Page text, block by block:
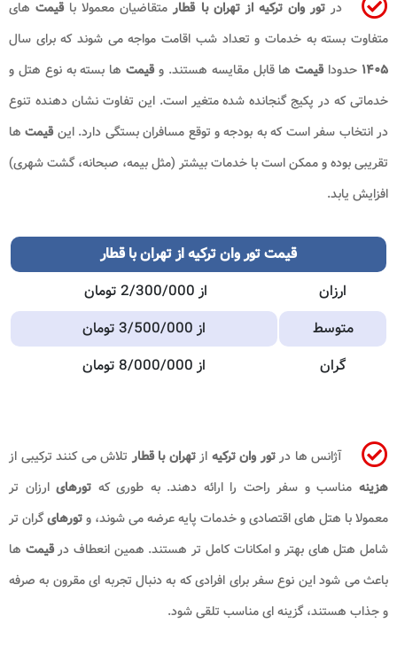
درتور وان ترکیه از تهران با قطارمتقاضیان معمولا باقیمت های
متفاوت بسته به خدمات و تعداد شب اقامت مواجه می شوند که برای سال
۱۴۰۵ حدوداقیمت ها قابل مقایسه هستند. وقیمت ها بسته به نوع هتل و
خدماتی که در پکیج گنجانده شده متغیر است. این تفاوت نشان دهنده تنوع
در انتخاب سفر است که به بودجه و توقع مسافران بستگی دارد. اینقیمت ها
تقریبی بوده و ممکن است با خدمات بیشتر (مثل بیمه، صبحانه، گشت شهری)
افزایش یابد.
قیمت تور وان ترکیه از تهران با قطار
ارزان
از 2/300/000 تومان
متوسط
از 3/500/000 تومان
گران
از 8/000/000 تومان
آژانس ها درتور وان ترکیه ازتهران با قطار تلاش می کنند ترکیبی از
هزینه مناسب و سفر راحت را ارائه دهند. به طوری که تورهایارزان تر
معمولا با هتل های اقتصادی و خدمات پایه عرضه می شوند، وتورهایگران تر
شامل هتل های بهتر و امکانات کامل تر هستند. همین انعطاف درقیمت ها
باعث می شود این نوع سفر برای افرادی که به دنبال تجربه ای مقرون به صرفه
و جذاب هستند، گزینه ای مناسب تلقی شود.